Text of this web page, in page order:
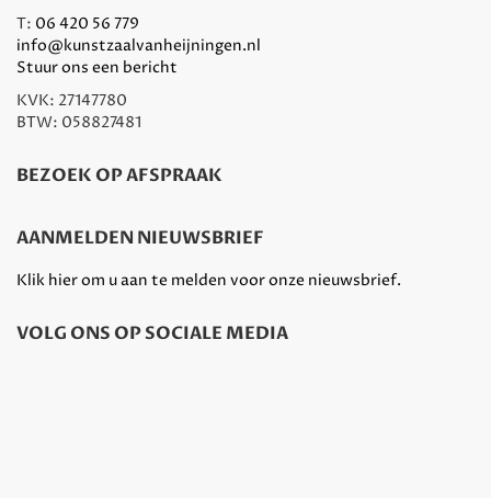
T: 06 420 56 779
info@kunstzaalvanheijningen.nl
Stuur ons een bericht
KVK: 27147780
BTW: 058827481
BEZOEK OP AFSPRAAK
AANMELDEN NIEUWSBRIEF
Klik hier om u aan te melden voor onze nieuwsbrief.
VOLG ONS OP SOCIALE MEDIA